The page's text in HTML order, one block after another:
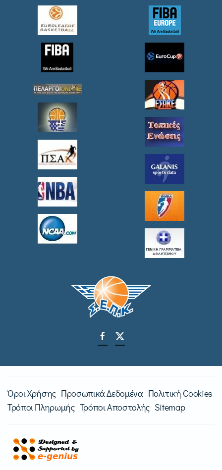
Όροι Χρήσης Προσωπικά Δεδομένα Πολιτική Cookies
Τρόποι Πληρωμής Τρόποι Αποστολής Sitemap